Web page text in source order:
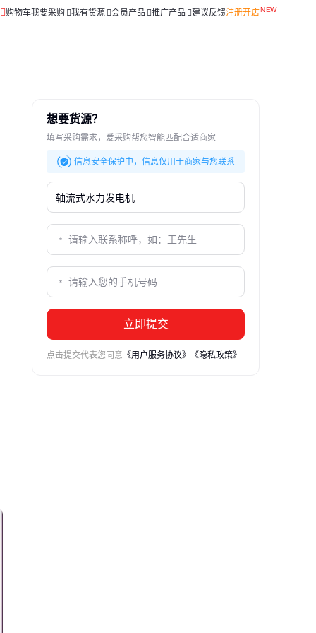
购物车我要采购 我有货源 会员产品 推广产品 建议反馈注册开店
想要货源？
填写采购需求，爱采购帮您智能匹配合适商家
信息安全保护中，信息仅用于商家与您联系
立即提交
点击提交代表您同意 《用户服务协议》 《隐私政策》